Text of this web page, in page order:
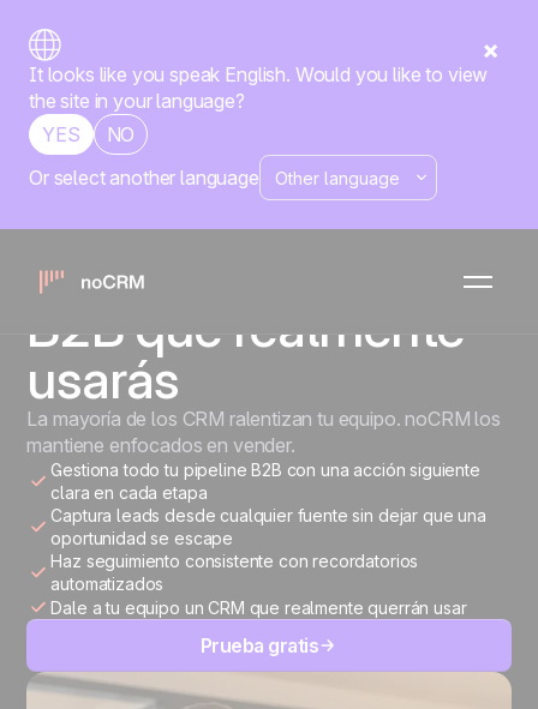
It looks like you speak English. Would you like to view
the site in your language?
YES
NO
Or select another language
NEGOCIOS B2B
La herramienta de
gestión de ventas
B2B que realmente
usarás
La mayoría de los CRM ralentizan tu equipo. noCRM los
mantiene enfocados en vender.
Gestiona todo tu pipeline B2B con una acción siguiente
clara en cada etapa
Captura leads desde cualquier fuente sin dejar que una
oportunidad se escape
Haz seguimiento consistente con recordatorios
automatizados
Dale a tu equipo un CRM que realmente querrán usar
Prueba gratis